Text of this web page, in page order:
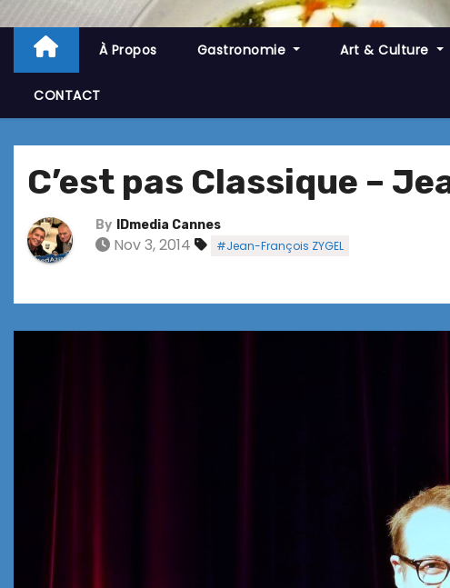
À Propos Gastronomie Art & Culture
CONTACT
C’est pas Classique –
By IDmedia Cannes
Nov 3, 2014 #Jean-François ZYGEL